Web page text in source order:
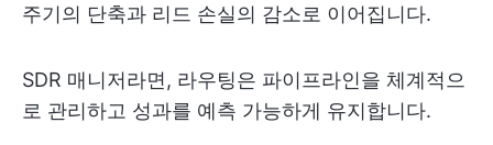
주기의 단축과 리드 손실의 감소로 이어집니다.
SDR 매니저라면, 라우팅은 파이프라인을 체계적으
로 관리하고 성과를 예측 가능하게 유지합니다.